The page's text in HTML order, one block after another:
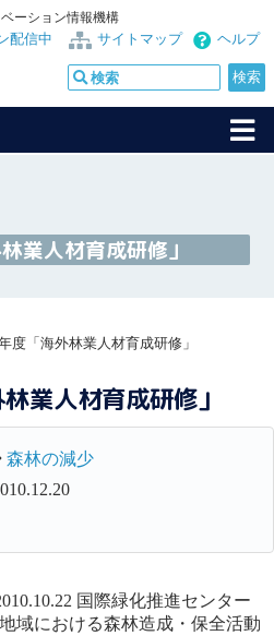
ーション情報機構
ヘルプ
サイトマップ
配信中
業人材育成研修」
度「海外林業人材育成研修」
業人材育成研修」
森林の減少
国際緑化推進センター
域における森林造成・保全活動